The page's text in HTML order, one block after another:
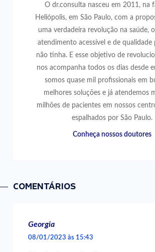
O dr.consulta nasceu em 2011, na
Heliópolis, em São Paulo, com a
uma verdadeira revolução na saúde,
atendimento acessível e de qualidade
não tinha. E esse objetivo de
nos acompanha todos os dias desde
somos quase mil profissionais em
melhores soluções e já atendemos
milhões de pacientes em nossos
espalhados por São Paulo.
Conheça nossos doutores
COMENTÁRIOS
Georgia
08/01/2023 às 15:43